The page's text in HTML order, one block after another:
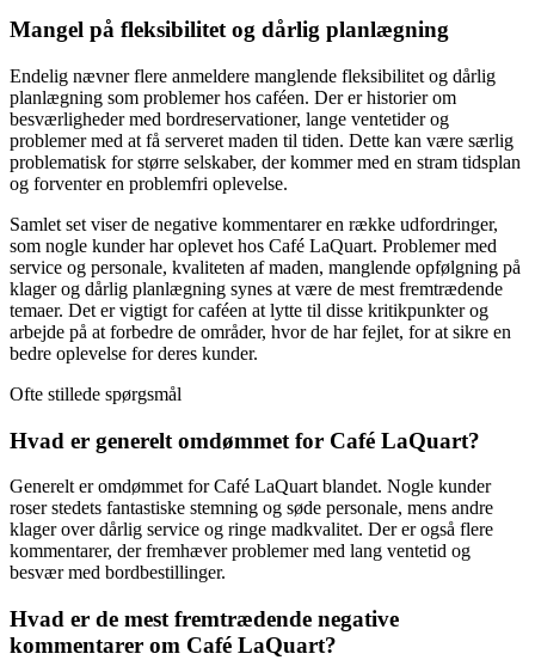
Mangel på fleksibilitet og dårlig planlægning
Endelig nævner flere anmeldere manglende fleksibilitet og dårlig
planlægning som problemer hos caféen. Der er historier om
besværligheder med bordreservationer, lange ventetider og
problemer med at få serveret maden til tiden. Dette kan være særlig
problematisk for større selskaber, der kommer med en stram tidsplan
og forventer en problemfri oplevelse.
Samlet set viser de negative kommentarer en række udfordringer,
som nogle kunder har oplevet hos Café LaQuart. Problemer med
service og personale, kvaliteten af maden, manglende opfølgning på
klager og dårlig planlægning synes at være de mest fremtrædende
temaer. Det er vigtigt for caféen at lytte til disse kritikpunkter og
arbejde på at forbedre de områder, hvor de har fejlet, for at sikre en
bedre oplevelse for deres kunder.
Ofte stillede spørgsmål
Hvad er generelt omdømmet for Café LaQuart?
Generelt er omdømmet for Café LaQuart blandet. Nogle kunder
roser stedets fantastiske stemning og søde personale, mens andre
klager over dårlig service og ringe madkvalitet. Der er også flere
kommentarer, der fremhæver problemer med lang ventetid og
besvær med bordbestillinger.
Hvad er de mest fremtrædende negative
kommentarer om Café LaQuart?